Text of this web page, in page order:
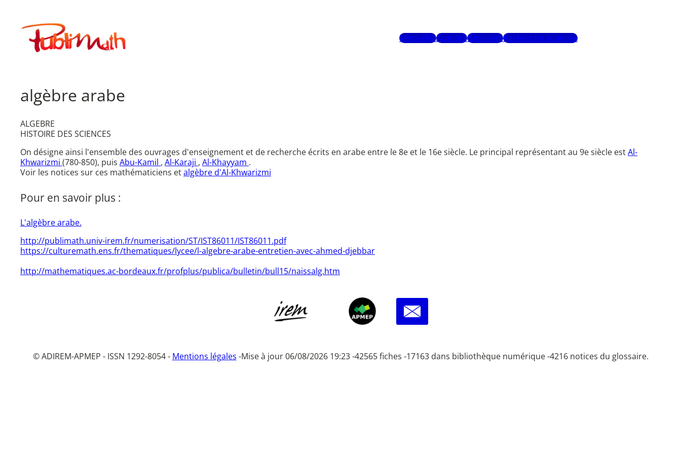
contenuPublimath
Mots-clésAuteursGlossaireRecherche avancée
algèbre arabe
ALGEBRE
HISTOIRE DES SCIENCES
On désigne ainsi l'ensemble des ouvrages d'enseignement et de recherche écrits en arabe entre le 8e et le 16e siècle. Le principal représentant au 9e siècle estAl-
Khwarizmi (780-850), puis Abu-Kamil , Al-Karaji , Al-Khayyam .
Voir les notices sur ces mathématiciens etalgèbre d'Al-Khwarizmi
Pour en savoir plus :
L'algèbre arabe.
http://publimath.univ-irem.fr/numerisation/ST/IST86011/IST86011.pdf
https://culturemath.ens.fr/thematiques/lycee/l-algebre-arabe-entretien-avec-ahmed-djebbar
http://mathematiques.ac-bordeaux.fr/profplus/publica/bulletin/bull15/naissalg.htm
© ADIREM-APMEP - ISSN 1292-8054 - Mentions légales -Mise à jour 06/08/2026 19:23 -42565 fiches -17163 dans bibliothèque numérique -4216 notices du glossaire.